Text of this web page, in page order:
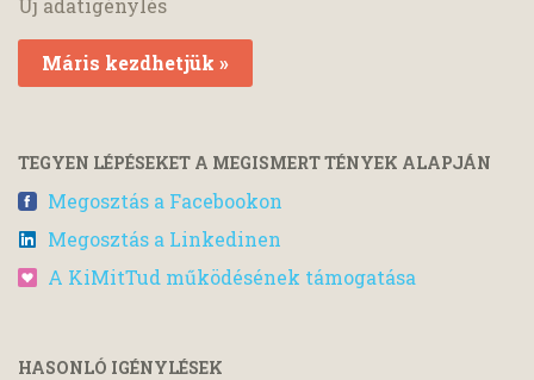
Új adatigénylés
Máris kezdhetjük »
TEGYEN LÉPÉSEKET A MEGISMERT TÉNYEK ALAPJÁN
Megosztás a Facebookon
Megosztás a Linkedinen
A KiMitTud működésének támogatása
HASONLÓ IGÉNYLÉSEK